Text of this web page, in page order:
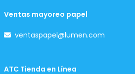
Ventas mayoreo papel
ventaspapel@lumen.com
ATC Tienda en Línea